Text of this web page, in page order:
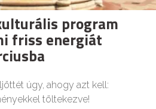
program
friss energiát
úgy, ahogy azt kell:
töltekezve!